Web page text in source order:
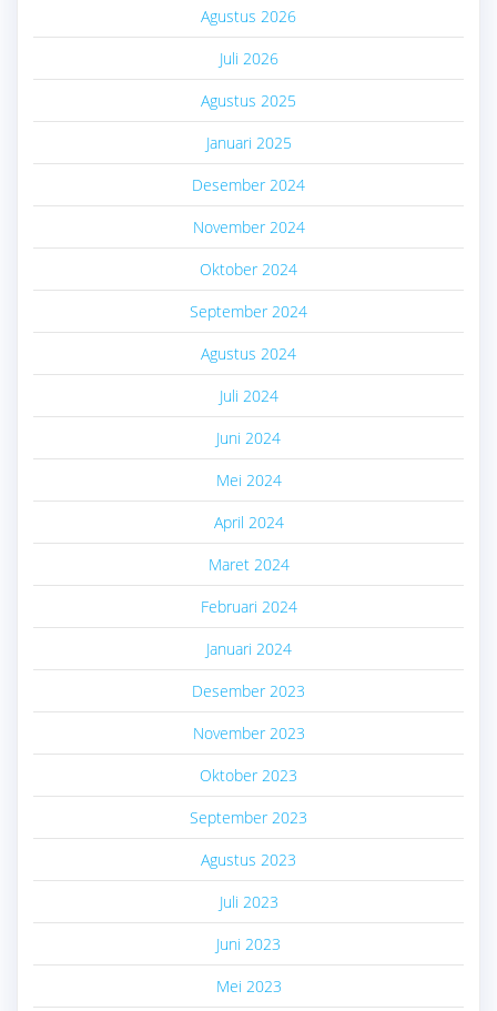
Agustus 2026
Juli 2026
Agustus 2025
Januari 2025
Desember 2024
November 2024
Oktober 2024
September 2024
Agustus 2024
Juli 2024
Juni 2024
Mei 2024
April 2024
Maret 2024
Februari 2024
Januari 2024
Desember 2023
November 2023
Oktober 2023
September 2023
Agustus 2023
Juli 2023
Juni 2023
Mei 2023